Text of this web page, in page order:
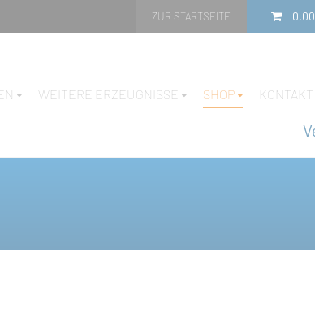
0,00
ZUR STARTSEITE
WEITERE ERZEUGNISSE SHOP KONTAKT